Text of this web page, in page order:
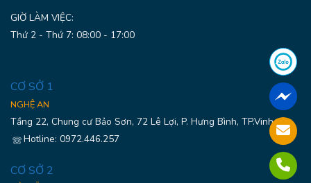
GIỜ LÀM VIỆC:
Thứ 2 - Thứ 7: 08:00 - 17:00
CƠ SỞ 1
NGHỆ AN
Tầng 22, Chung cư Bảo Sơn, 72 Lê Lợi, P. Hưng Bình, TP.Vinh
Hotline: 0972.446.257
CƠ SỞ 2